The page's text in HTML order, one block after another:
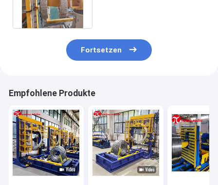
Fortsetzen
Empfohlene Produkte